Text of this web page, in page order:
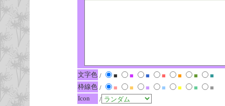
文字色 / ■ ■ ■ ■ ■ ■
■
枠線色 / ■ ■ ■ ■ ■ ■
■
Icon
/